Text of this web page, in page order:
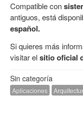
Compatible con
antiguos, está
español.
Si quieres más
visitar elsitio oficial
Sin categoría
Aplicaciones